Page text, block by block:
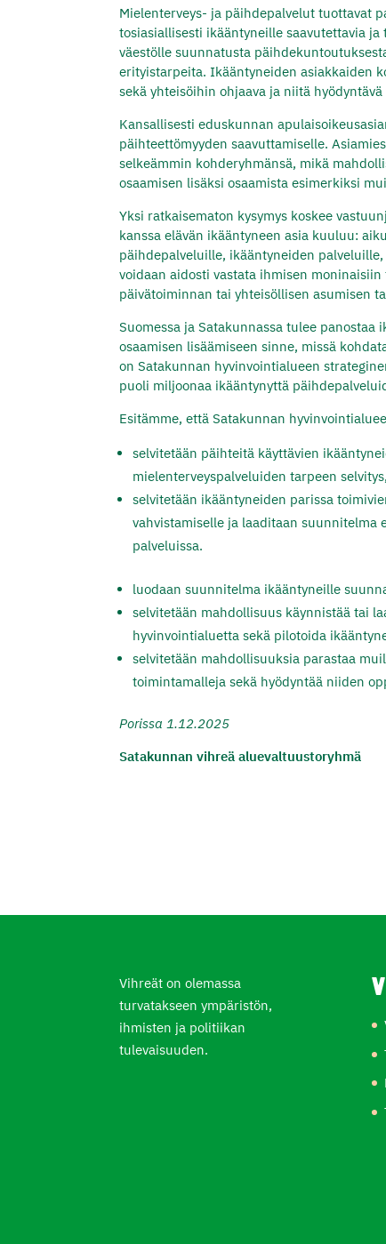
Mielenterveys- ja päihdepalvelut tuottavat
tosiasiallisesti ikääntyneille saavutettavia
väestölle suunnatusta
erityistarpeita. Ikääntyneiden asiakkaiden
sekä yhteisöihin ohjaava ja niitä hyödyntävä
Kansallisesti eduskunnan
päihteettömyyden saavuttamiselle.
selkeämmin kohderyhmänsä, mikä
osaamisen lisäksi osaamista esimerkiksi
Yksi ratkaisematon kysymys koskee
kanssa elävän ikääntyneen asia kuuluu:
päihdepalveluille, ikääntyneiden
voidaan aidosti vastata ihmisen
päivätoiminnan tai yhteisöllisen asumisen
Suomessa ja Satakunnassa tulee
osaamisen lisäämiseen sinne, missä
on Satakunnan hyvinvointialueen
puoli miljoonaa ikääntynyttä
Esitämme, että Satakunnan
selvitetään päihteitä käyttävien
mielenterveyspalveluiden tarpeen
selvitetään ikääntyneiden parissa
vahvistamiselle ja laaditaan suunnitelma
palveluissa.
luodaan suunnitelma ikääntyneille
selvitetään mahdollisuus käynnistää tai
hyvinvointialuetta sekä pilotoida
selvitetään mahdollisuuksia parastaa
toimintamalleja sekä hyödyntää niiden
Porissa 1.12.2025
Satakunnan vihreä aluevaltuustoryhmä
Vihreät on olemassa
turvatakseen ympäristön,
ihmisten ja politiikan
tulevaisuuden.